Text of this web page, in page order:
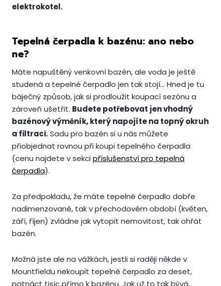
elektrokotel.
Tepelná čerpadla k bazénu: ano nebo
ne?
Máte napuštěný venkovní bazén, ale voda je ještě
studená a tepelné čerpadlo jen tak stojí… Hned je tu
báječný způsob, jak si prodloužit koupací sezónu a
zároveň ušetřit. Budete potřebovat jen vhodný
bazénový výměník, který napojíte na topný okruh
a filtraci.Sadu pro bazén si u nás můžete
přiobjednat rovnou při koupi tepelného čerpadla
(cenu najdete v sekcipříslušenství pro tepelná
čerpadla).
Za předpokladu, že máte tepelné čerpadlo dobře
nadimenzované, tak v přechodovém období (květen,
září, říjen) zvládne jak vytopit nemovitost, tak ohřát
bazén.
Možná jste ale na vážkách, jestli si raději někde v
Mountfieldu nekoupit tepelné čerpadlo za deset,
patnáct tisíc přímo k bazénu. Jak už to tak bývá,